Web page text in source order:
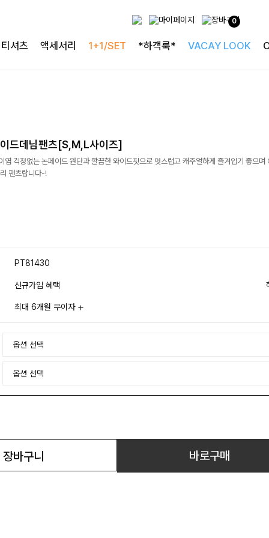
0
티셔츠 액세서리 1+1/SET *하객룩* VACAY LOOK
드데님팬츠[S,M,L사이즈]
걱정없는 논페이드 원단과 깔끔한 와이드핏으로 멋스럽고 캐주얼하게 즐겨입기 좋으며
팬츠랍니다-!
PT81430
신규가입 혜택
최대 6개월 무이자
장바구니 바로구매